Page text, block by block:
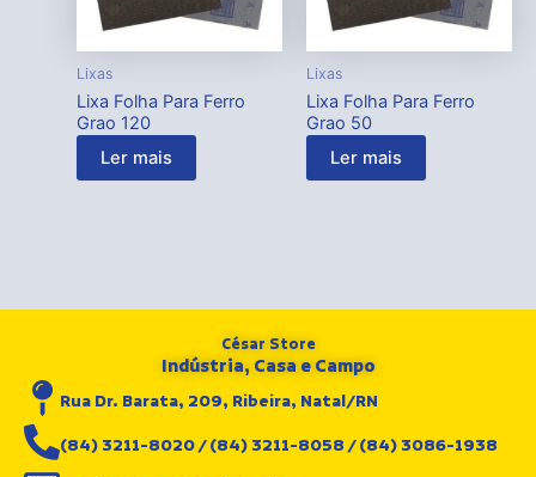
Lixas
Lixa Folha Para Ferro
Grao 120
Ler mais
Lixas
Lixa Folha Para Ferro
Grao 50
Ler mais
César Store
Indústria, Casa e Campo
Rua Dr. Barata, 209, Ribeira, Natal/RN
(84) 3211-8020 / (84) 3211-8058 / (84) 3086-1938